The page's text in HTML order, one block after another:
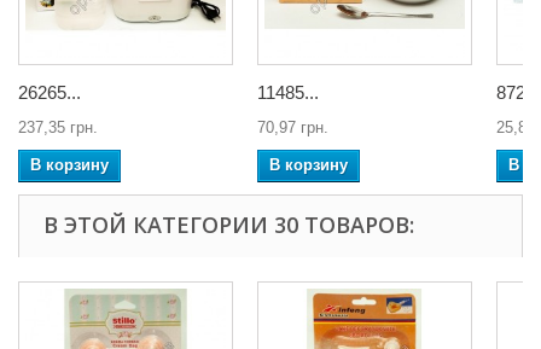
26265...
237,35 грн.
В корзину
11485...
70,97 грн.
В корзину
872
25,85
В
В ЭТОЙ КАТЕГОРИИ 30 ТОВАРОВ: